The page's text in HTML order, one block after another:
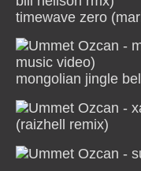
timewave zero
mongolian jingle
(raizhell remix)